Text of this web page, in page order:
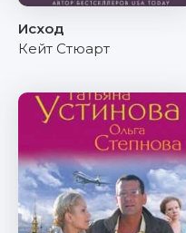
Исход
Кейт Стюарт